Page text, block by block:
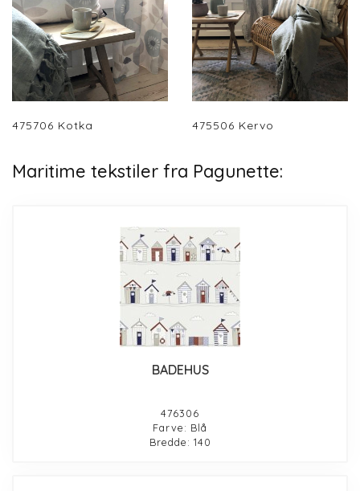
475706 Kotka 475506 Kervo
Maritime tekstiler fra Pagunette:
BADEHUS
476306
Farve: Blå
Bredde: 140